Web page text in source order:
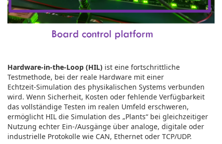
Hardware‑in‑the‑Loop (HIL) ist eine fortschrittliche
Testmethode, bei der reale Hardware mit einer
Echtzeit‑Simulation des physikalischen Systems verbunden
wird. Wenn Sicherheit, Kosten oder fehlende Verfügbarkeit
das vollständige Testen im realen Umfeld erschweren,
ermöglicht HIL die Simulation des „Plants“ bei gleichzeitiger
Nutzung echter Ein‑/Ausgänge über analoge, digitale oder
industrielle Protokolle wie CAN, Ethernet oder TCP/UDP.